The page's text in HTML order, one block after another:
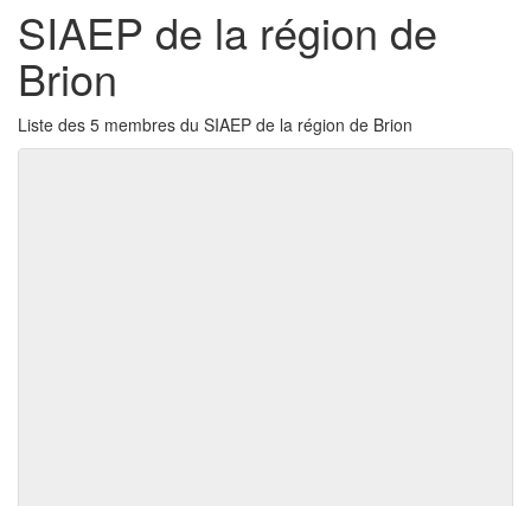
SIAEP de la région de
Brion
Liste des 5 membres du SIAEP de la région de Brion